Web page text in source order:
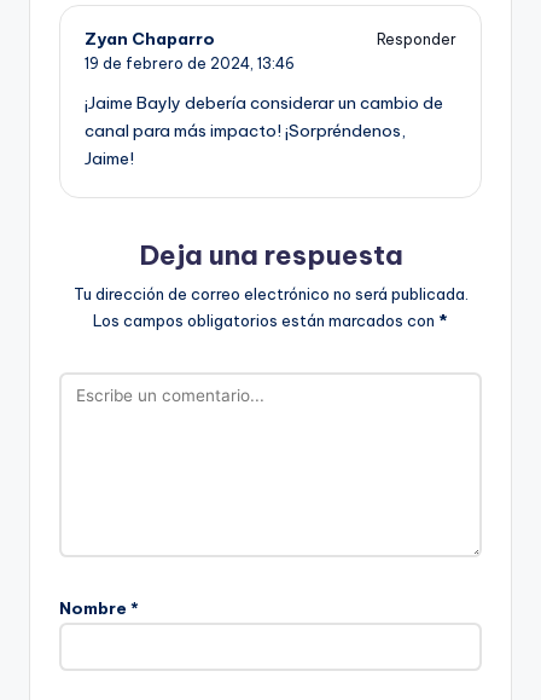
Zyan Chaparro
Responder
19 de febrero de 2024, 13:46
¡Jaime Bayly debería considerar un cambio de
canal para más impacto! ¡Sorpréndenos,
Jaime!
Deja una respuesta
Tu dirección de correo electrónico no será publicada.
Los campos obligatorios están marcados con *
Nombre *